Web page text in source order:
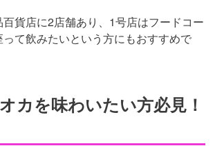
貨店に2店舗あり、1号店はフードコー
って飲みたいという方にもおすすめで
カを味わいたい方必見！